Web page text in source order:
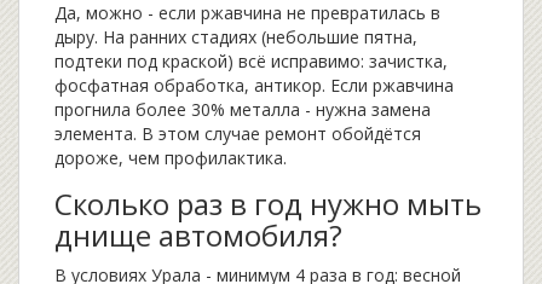
Да, можно - если ржавчина не превратилась в
дыру. На ранних стадиях (небольшие пятна,
подтеки под краской) всё исправимо: зачистка,
фосфатная обработка, антикор. Если ржавчина
прогнила более 30% металла - нужна замена
элемента. В этом случае ремонт обойдётся
дороже, чем профилактика.
Сколько раз в год нужно мыть
днище автомобиля?
В условиях Урала - минимум 4 раза в год: весной